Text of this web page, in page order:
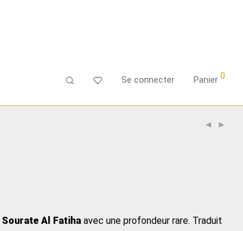
Se connecter Panier 0
Sourate Al Fatiha avec une profondeur rare. Traduit